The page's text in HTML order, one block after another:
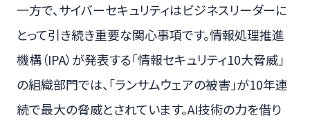
一方で、サイバーセキュリティはビジネスリーダーに
とって引き続き重要な関心事項です。情報処理推進
機構（IPA）が発表する「情報セキュリティ10大脅威」
の組織部門では、「ランサムウェアの被害」が10年連
続で最大の脅威とされています。AI技術の力を借り